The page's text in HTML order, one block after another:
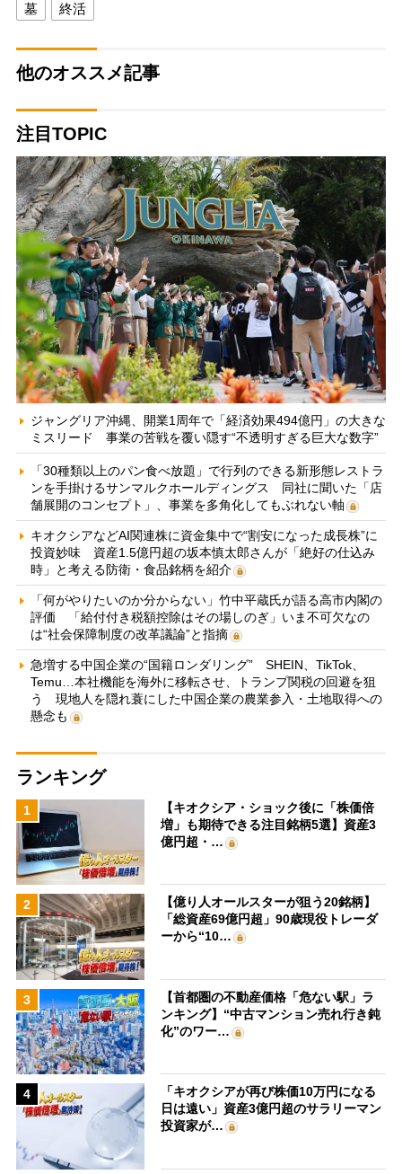
墓 終活
他のオススメ記事
注目TOPIC
ジャングリア沖縄、開業1周年で「経済効果494億円」の大きな
ミスリード 事業の苦戦を覆い隠す“不透明すぎる巨大な数字”
「30種類以上のパン食べ放題」で行列のできる新形態レストラ
ンを手掛けるサンマルクホールディングス 同社に聞いた「店
舗展開のコンセプト」、事業を多角化してもぶれない軸
キオクシアなどAI関連株に資金集中で“割安になった成長株”に
投資妙味 資産1.5億円超の坂本慎太郎さんが「絶好の仕込み
時」と考える防衛・食品銘柄を紹介
「何がやりたいのか分からない」竹中平蔵氏が語る高市内閣の
評価 「給付付き税額控除はその場しのぎ」いま不可欠なの
は“社会保障制度の改革議論”と指摘
急増する中国企業の“国籍ロンダリング” SHEIN、TikTok、
Temu…本社機能を海外に移転させ、トランプ関税の回避を狙
う 現地人を隠れ蓑にした中国企業の農業参入・土地取得への
懸念も
ランキング
1
【キオクシア・ショック後に「株価倍
増」も期待できる注目銘柄5選】資産3
億円超・…
2
【億り人オールスターが狙う20銘柄】
「総資産69億円超」90歳現役トレーダ
ーから“10…
3
【首都圏の不動産価格「危ない駅」ラ
ンキング】“中古マンション売れ行き鈍
化”のワー…
4
「キオクシアが再び株価10万円になる
日は遠い」資産3億円超のサラリーマン
投資家が…